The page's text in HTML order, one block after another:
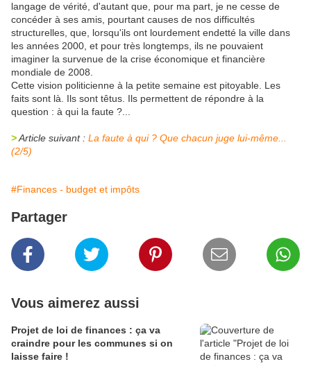
langage de vérité, d'autant que, pour ma part, je ne cesse de
concéder à ses amis, pourtant causes de nos difficultés
structurelles, que, lorsqu'ils ont lourdement endetté la ville dans
les années 2000, et pour très longtemps, ils ne pouvaient
imaginer la survenue de la crise économique et financière
mondiale de 2008.
Cette vision politicienne à la petite semaine est pitoyable. Les
faits sont là. Ils sont têtus. Ils permettent de répondre à la
question : à qui la faute ?...
>Article suivant : La faute à qui ? Que chacun juge lui-même...
(2/5)
#Finances - budget et impôts
Partager
Vous aimerez aussi
Projet de loi de finances : ça va
craindre pour les communes si on
laisse faire !